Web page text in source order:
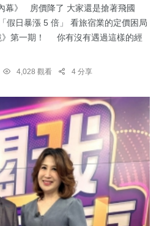
幕》 房價降了 大家還是搶著飛國
假日暴漲 5 倍」 看旅宿業的定價困局
》第一期！ 你有沒有遇過這樣的經
4,028 觀看 4 分享